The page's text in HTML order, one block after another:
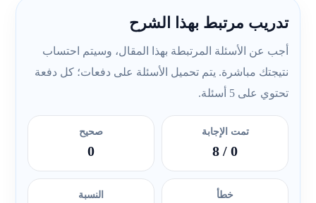
تدريب مرتبط بهذا الشرح
أجب عن الأسئلة المرتبطة بهذا المقال، وسيتم احتساب
نتيجتك مباشرة. يتم تحميل الأسئلة على دفعات؛ كل دفعة
تحتوي على 5 أسئلة.
تمت الإجابة
0
/ 8
صحيح
0
خطأ النسبة